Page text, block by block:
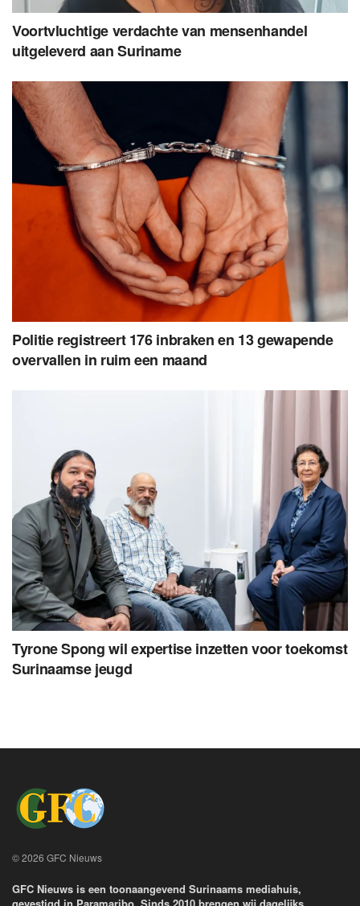
Voortvluchtige verdachte van mensenhandel
uitgeleverd aan Suriname
Politie registreert 176 inbraken en 13 gewapende
overvallen in ruim een maand
Tyrone Spong wil expertise inzetten voor toekomst
Surinaamse jeugd
© 2026 GFC Nieuws
GFC Nieuws is een toonaangevend Surinaams mediahuis,
gevestigd in Paramaribo. Sinds 2010 brengen wij dagelijks